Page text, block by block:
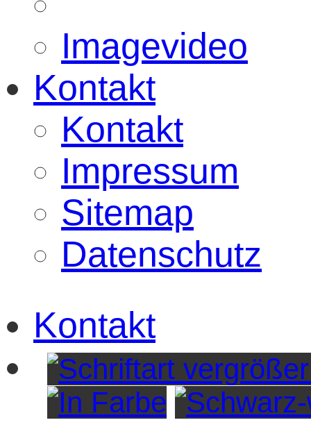
Imagevideo
Kontakt
Kontakt
Impressum
Sitemap
Datenschutz
Kontakt